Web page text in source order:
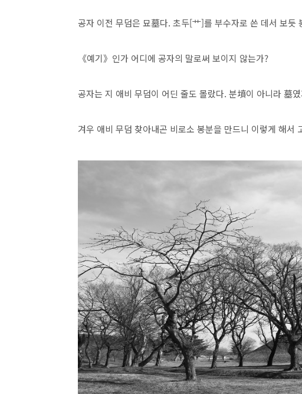
공자 이전 무덤은 묘墓다. 초두[艹]를 부수자로 쓴 데서 보듯
《예기》인가 어디에 공자의 말로써 보이지 않는가?
공자는 지 애비 무덤이 어딘 줄도 몰랐다. 분墳이 아니라 墓
겨우 애비 무덤 찾아내곤 비로소 봉분을 만드니 이렇게 해서